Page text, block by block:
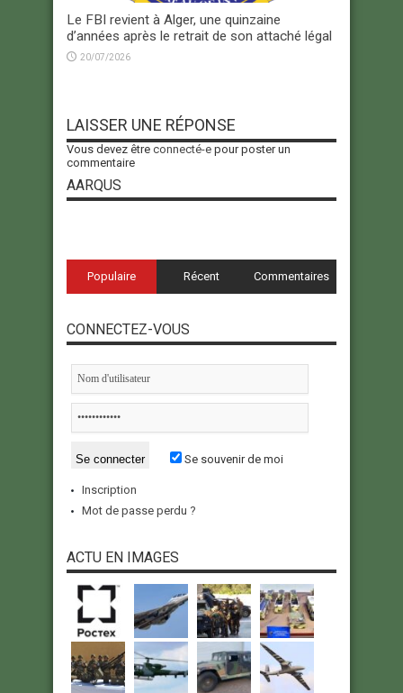
Le FBI revient à Alger, une quinzaine
d’années après le retrait de son attaché légal
20/07/2026
LAISSER UNE RÉPONSE
Vous devez être connecté-e pour poster un
commentaire
AARQUS
Populaire Récent Commentaires
CONNECTEZ-VOUS
Se souvenir de moi
Inscription
Mot de passe perdu ?
ACTU EN IMAGES